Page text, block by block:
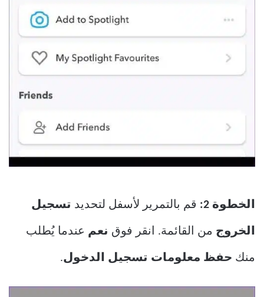
الخطوة 2: قم بالتمرير لأسفل لتحديد تسجيل
الخروج من القائمة. انقر فوق نعم عندما يُطلب
منك حفظ معلومات تسجيل الدخول.